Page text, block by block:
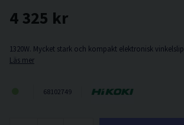
4 325 kr
1320W. Mycket stark och kompakt elektronisk vinkelslip.
Läs mer
68102749